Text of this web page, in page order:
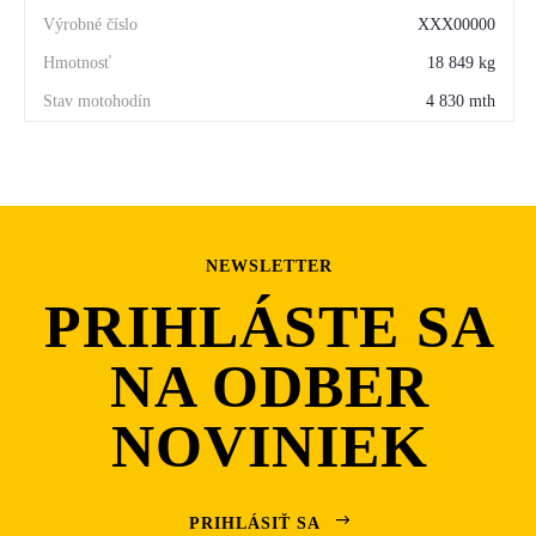
Moderný elektrohydraulický systém zabezpečuje:
ľahké a presné ovládanie
rýchle pracovné cykly
joystick so všetkými funkciami pre maximálne sústredenie
obsluhy
možnosť upraviť odozvu stroja podľa typu práce
XXX00000
18 849 kg
4 830 mth
NEWSLETTER
PRIHLÁSTE SA
NA ODBER
NOVINIEK
PRIHLÁSIŤ SA